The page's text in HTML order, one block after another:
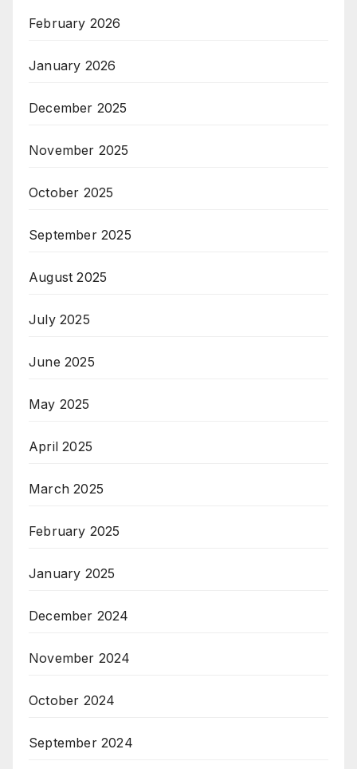
February 2026
January 2026
December 2025
November 2025
October 2025
September 2025
August 2025
July 2025
June 2025
May 2025
April 2025
March 2025
February 2025
January 2025
December 2024
November 2024
October 2024
September 2024